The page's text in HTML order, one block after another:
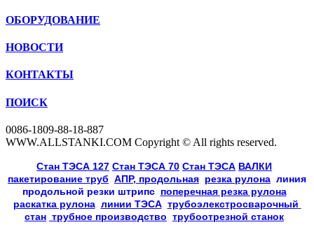
ОБОРУДОВАНИЕ
НОВОСТИ
КОНТАКТЫ
ПОИСК
0086-1809-88-18-887
WWW.ALLSTANKI.COM Copyright © All rights reserved.
Cтан ТЭСА 127 Cтан ТЭСА 70 Cтан ТЭСА ВАЛКИ
пакетирование труб АПР, продольная резка рулона линия
продольной резки штрипс, поперечная резка рулона
раскатка рулона, линии ТЭСА, трубоэлекстросварочный
стан трубное производство трубоотрезной станок